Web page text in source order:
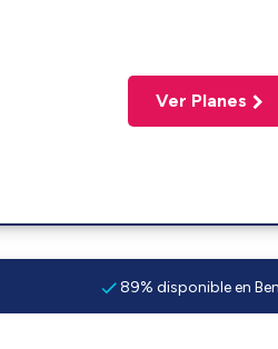
Ver Planes
89% disponible en